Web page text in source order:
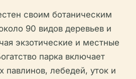
своим ботаническим
90 видов деревьев и
экзотические и местные
парка включает
павлинов, лебедей, уток и